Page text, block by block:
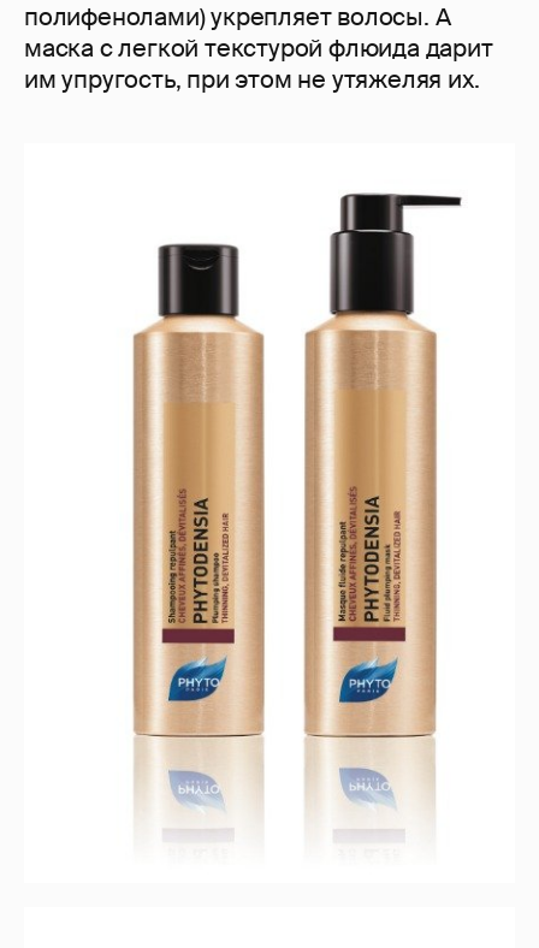
полифенолами) укрепляет волосы. А
маска с легкой текстурой флюида дарит
им упругость, при этом не утяжеляя их.